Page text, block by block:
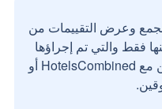
وعرض التقييمات من
فقط والتي تم إجراؤها
بواسطة مستخدمين حقيقيين مع HotelsCombined أو